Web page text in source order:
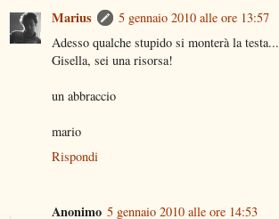
Marius
5 gennaio 2010 alle ore 13:57
Adesso qualche stupido si monterà la testa...
Gisella, sei una risorsa!
un abbraccio
mario
Rispondi
Anonimo 5 gennaio 2010 alle ore 14:53